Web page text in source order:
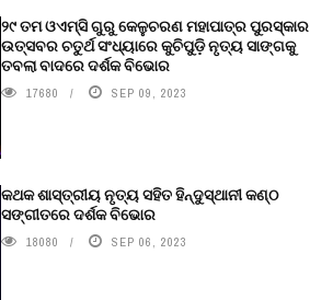
୨୯ ତମ ଓଏମ୍‌ସି ଗୁରୁ କେଳୁଚରଣ ମହାପାତ୍ର ପୁରସ୍କାର
ଉତ୍ସବର ଚତୁର୍ଥ ସଂଧ୍ୟାରେ କୁଚିପୁଡ଼ି ନୃତ୍ୟ ସାଙ୍ଗକୁ
ତବଲା ବାଦରେ ଦର୍ଶକ ବିଭୋର
17680 SEP 09, 2023
କଥକ ଶାସ୍ତ୍ରୀୟ ନୃତ୍ୟ ସହିତ ହିନ୍ଦୁସ୍ଥାନୀ କଣ୍ଠ
ସଙ୍ଗୀତରେ ଦର୍ଶକ ବିଭୋର
18080 SEP 06, 2023